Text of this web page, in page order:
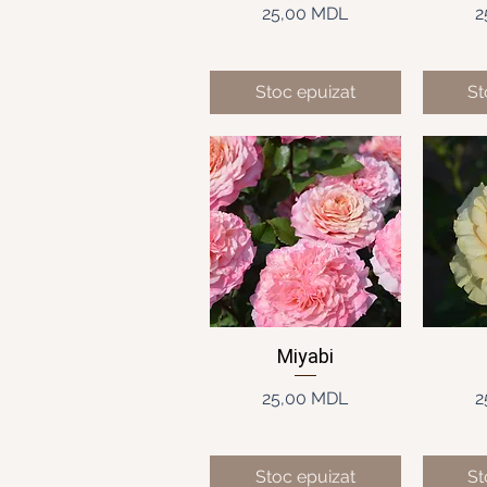
Preț
25,00 MDL
Stoc epuizat
Afișare rapidă
Miyabi
Preț
25,00 MDL
Stoc epuizat